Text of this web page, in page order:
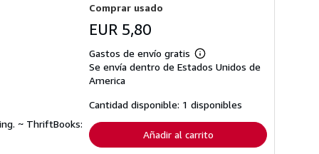
~ ThriftBooks:
Comprar usado
EUR 5,80
Gastos de envío gratis
Más
información
tarifas
de
envío
Se envía dentro de Estados Unidos de
America
Cantidad disponible: 1 disponibles
Añadir al carrito